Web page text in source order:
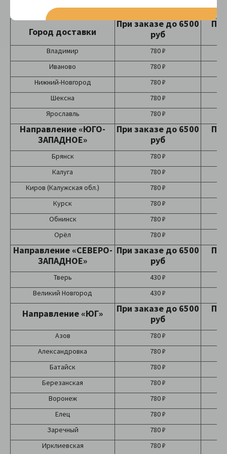
Город доставки
При заказе до 6500
руб
Владимир
780 ₽
Иваново
780 ₽
Нижний-Новгород
780 ₽
Шексна
780 ₽
Ярославль
780 ₽
Направление «ЮГО-
ЗАПАДНОЕ»
При заказе до 6500
руб
Брянск
780 ₽
Калуга
780 ₽
Киров (Калужская обл.)
780 ₽
Курск
780 ₽
Обнинск
780 ₽
Орёл
780 ₽
Направление «СЕВЕРО-
ЗАПАДНОЕ»
При заказе до 6500
руб
Тверь 430 ₽
Великий Новгород
430 ₽
Направление «ЮГ»
При заказе до 6500
руб
Азов
780 ₽
Александровка
780 ₽
Батайск
780 ₽
Березанская
780 ₽
Воронеж
780 ₽
Елец
780 ₽
Заречный
780 ₽
Ирклиевская
780 ₽